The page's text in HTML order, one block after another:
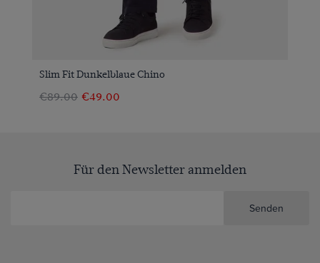
Slim Fit Dunkelblaue Chino
€89.00 €49.00
Für den Newsletter anmelden
Senden